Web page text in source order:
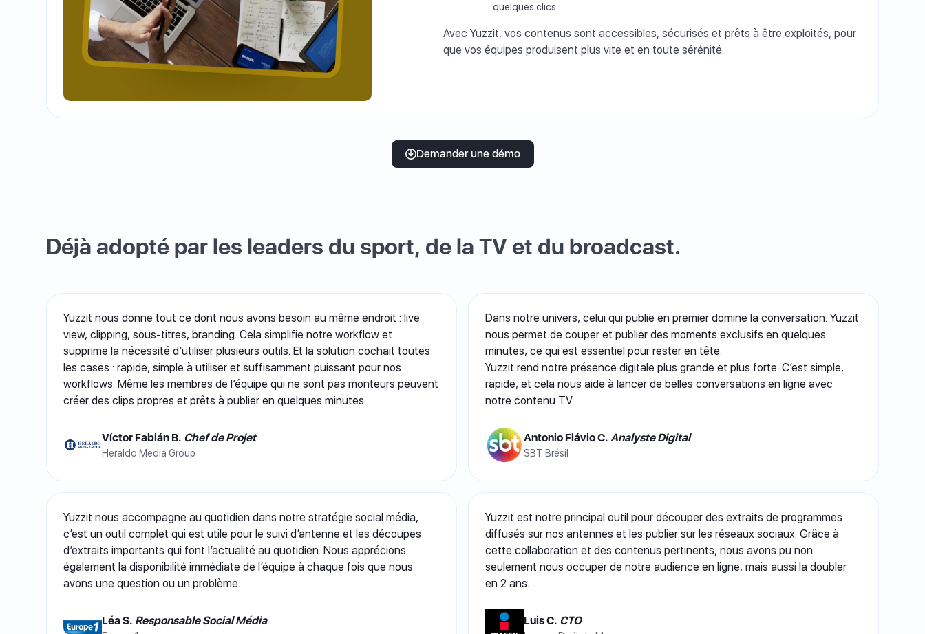
quelques clics.
Avec Yuzzit, vos contenus sont accessibles, sécurisés et prêts à être exploités, pour
que vos équipes produisent plus vite et en toute sérénité.
Demander une démo
Déjà adopté par les leaders du sport, de la TV et du broadcast.
Yuzzit nous donne tout ce dont nous avons besoin au même endroit : live
view, clipping, sous-titres, branding. Cela simplifie notre workflow et
supprime la nécessité d’utiliser plusieurs outils. Et la solution cochait toutes
les cases : rapide, simple à utiliser et suffisamment puissant pour nos
workflows. Même les membres de l’équipe qui ne sont pas monteurs peuvent
créer des clips propres et prêts à publier en quelques minutes.
Víctor Fabián B. Chef de Projet
Heraldo Media Group
Dans notre univers, celui qui publie en premier domine la conversation. Yuzzit
nous permet de couper et publier des moments exclusifs en quelques
minutes, ce qui est essentiel pour rester en tête.
Yuzzit rend notre présence digitale plus grande et plus forte. C’est simple,
rapide, et cela nous aide à lancer de belles conversations en ligne avec
notre contenu TV.
Antonio Flávio C. Analyste Digital
SBT Brésil
Yuzzit nous accompagne au quotidien dans notre stratégie social média,
c’est un outil complet qui est utile pour le suivi d’antenne et les découpes
d’extraits importants qui font l’actualité au quotidien. Nous apprécions
également la disponibilité immédiate de l’équipe à chaque fois que nous
avons une question ou un problème.
Léa S. Responsable Social Média
Yuzzit est notre principal outil pour découper des extraits de programmes
diffusés sur nos antennes et les publier sur les réseaux sociaux. Grâce à
cette collaboration et des contenus pertinents, nous avons pu non
seulement nous occuper de notre audience en ligne, mais aussi la doubler
en 2 ans.
Luis C. CTO